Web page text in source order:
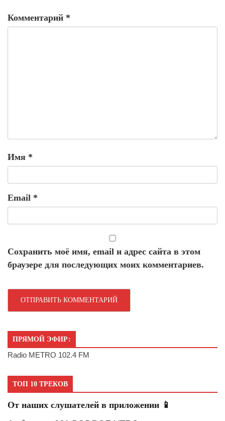
Комментарий *
Имя *
Email *
Сохранить моё имя, email и адрес сайта в этом
браузере для последующих моих комментариев.
ПРЯМОЙ ЭФИР:
Radio METRO 102.4 FM
ТОП 10 ТРЕКОВ
От наших слушателей в приложении 📱